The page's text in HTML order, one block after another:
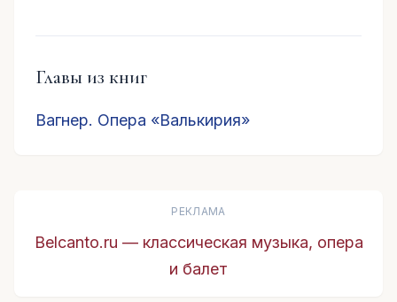
Главы из книг
Вагнер. Опера «Валькирия»
РЕКЛАМА
Belcanto.ru — классическая музыка, опера
и балет